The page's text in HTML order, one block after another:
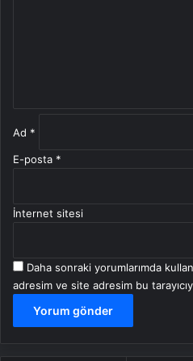
Ad *
E-posta *
İnternet sitesi
Daha sonraki yorumlarımda
adresim ve site adresim bu